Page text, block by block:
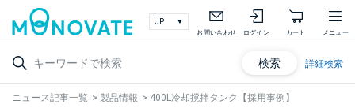
お問い合わせ ログイン カート メニュー
検索 詳細検索
ニュース記事一覧 > 製品情報 > 400L冷却撹拌タンク【採用事例】